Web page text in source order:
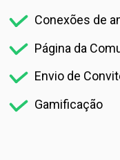
Conexões de
Página da
Envio de
Gamificação